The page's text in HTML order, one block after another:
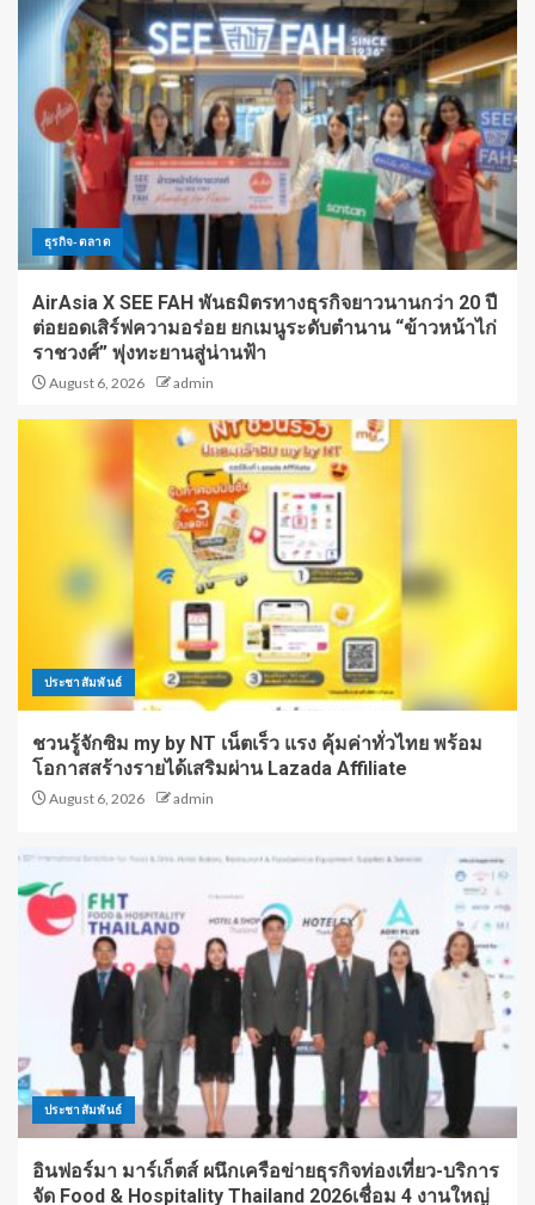
ธุรกิจ-ตลาด
AirAsia X SEE FAH พันธมิตรทางธุรกิจยาวนานกว่า 20 ปี
ต่อยอดเสิร์ฟความอร่อย ยกเมนูระดับตำนาน “ข้าวหน้าไก่
ราชวงศ์” พุ่งทะยานสู่น่านฟ้า
August 6, 2026 admin
ประชาสัมพันธ์
ชวนรู้จักซิม my by NT เน็ตเร็ว แรง คุ้มค่าทั่วไทย พร้อม
โอกาสสร้างรายได้เสริมผ่าน Lazada Affiliate
August 6, 2026 admin
ประชาสัมพันธ์
อินฟอร์มา มาร์เก็ตส์ ผนึกเครือข่ายธุรกิจท่องเที่ยว-บริการ
จัด Food & Hospitality Thailand 2026เชื่อม 4 งานใหญ่